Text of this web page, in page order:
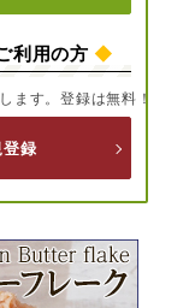
利用の方 ◆
ます。登録は無料！
登録